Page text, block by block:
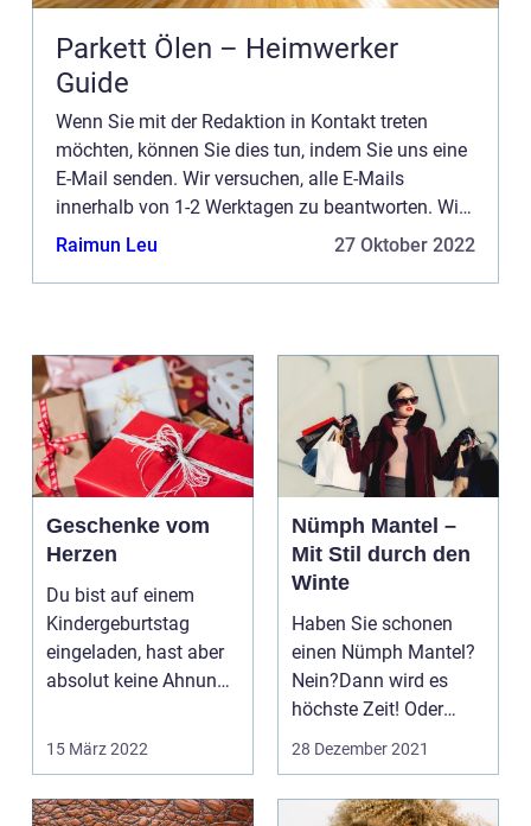
Parkett Ölen – Heimwerker
Guide
Wenn Sie mit der Redaktion in Kontakt treten
möchten, können Sie dies tun, indem Sie uns eine
E-Mail senden. Wir versuchen, alle E-Mails
innerhalb von 1-2 Werktagen zu beantworten. Wir
freuen uns auch über Reis, Lob und allgemeine
Raimun Leu 27 Oktober 2022
Geschenke vom
Herzen
Du bist auf einem
Kindergeburtstag
eingeladen, hast aber
absolut keine Ahnung,
15 März 2022
Nümph Mantel –
Mit Stil durch den
Winte
Haben Sie schonen
einen Nümph Mantel?
Nein?Dann wird es
höchste Zeit! Oder
möchten Si...
28 Dezember 2021